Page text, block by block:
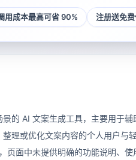
用成本最高可省 90% 注册送免
的 AI 文案生成工具，主要用于
理或优化文案内容的个人用户与
页面中未提供明确的功能说明、